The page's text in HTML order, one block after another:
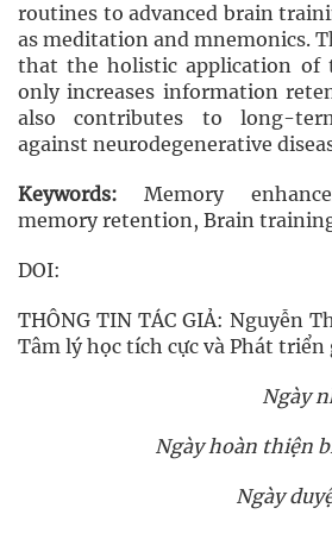
routines to advanced brain
as meditation and mnemonics.
that the holistic application of
only increases information
also contributes to long-
against neurodegenerative
Keywords: Memory
memory retention, Brain
DOI:
THÔNG TIN TÁC GIẢ: Nguyễn
Tâm lý học tích cực và Phát triển
Ngày
Ngày hoàn thiện
Ngày